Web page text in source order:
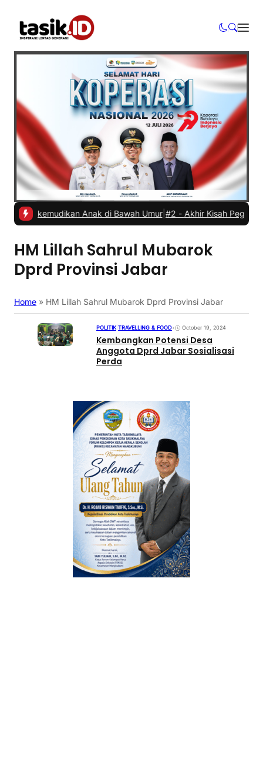
Dikemudikan Anak di Bawah Umur| #2 -Akhir Kisah Pegawai
HM Lillah Sahrul Mubarok
Dprd Provinsi Jabar
Home » HM Lillah Sahrul Mubarok Dprd Provinsi Jabar
POLITIK|TRAVELLING & FOOD• October 19, 2024
Kembangkan Potensi Desa
Anggota Dprd Jabar Sosialisasi
Perda